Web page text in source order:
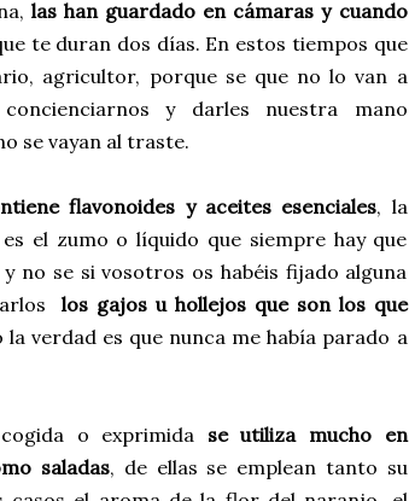
las han guardado en cámaras y cuando
te duran dos días. En estos tiempos que
agricultor, porque se que no lo van a
y darles nuestra mano
se vayan al traste.
flavonoides y aceites esenciales, la
el zumo o líquido que siempre hay que
no se si vosotros os habéis fijado alguna
los gajos u hollejos que son los que
la verdad es que nunca me había parado a
o exprimida se utiliza mucho en
saladas, de ellas se emplean tanto su